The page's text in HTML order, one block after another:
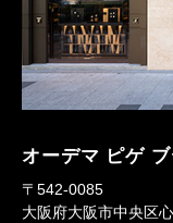
オーデマ ピゲ
〒542-0085
大阪府大阪市中央区